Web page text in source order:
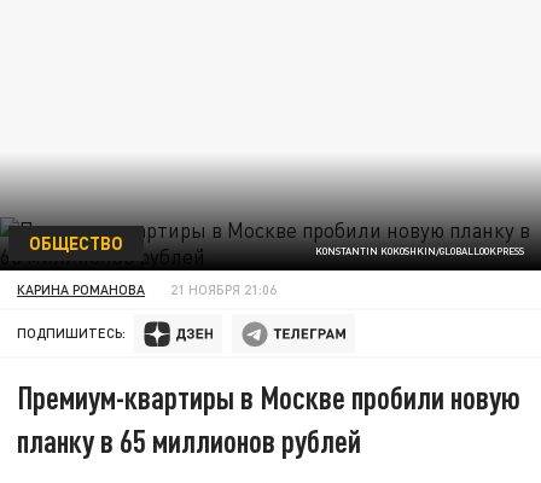
KONSTANTIN KOKOSHKIN/GLOBALLOOKPRESS
ОБЩЕСТВО
КАРИНА РОМАНОВА 21 НОЯБРЯ 21:06
ПОДПИШИТЕСЬ:
Премиум-квартиры в Москве пробили новую
планку в 65 миллионов рублей